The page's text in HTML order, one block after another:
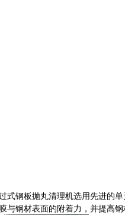
钢板抛丸清理机选用先进的
钢材表面的附着力，并提高